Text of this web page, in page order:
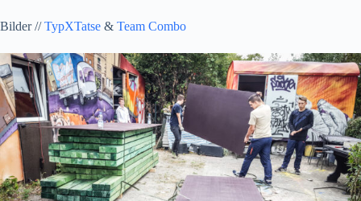
Bilder //TypXTatse & Team Combo